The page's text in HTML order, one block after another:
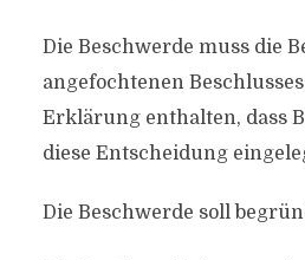
Die Beschwerde muss die
angefochtenen
Erklärung enthalten, dass
diese Entscheidung
Die Beschwerde soll